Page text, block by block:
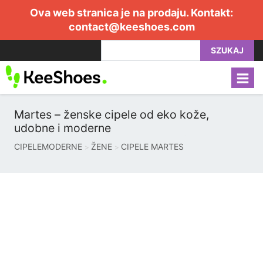
Ova web stranica je na prodaju. Kontakt:
contact@keeshoes.com
SZUKAJ
Martes – ženske cipele od eko kože,
udobne i moderne
CIPELEMODERNE ŽENE CIPELE MARTES